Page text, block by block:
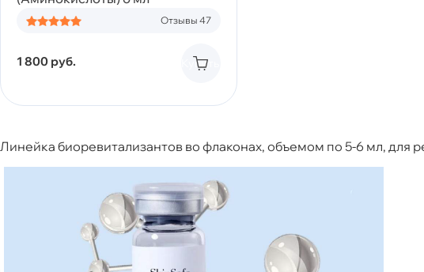
Отзывы 47
1 800 руб. Купить
Линейка биоревитализантов во флаконах, объемом по 5-6 мл, для